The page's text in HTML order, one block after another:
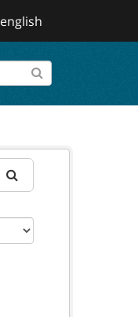
english